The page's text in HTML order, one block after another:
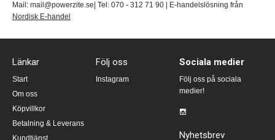
Mail: mail@powerzite.se| Tel: 070 - 312 71 90 | E-handelslösning från
Nordisk E-handel
Länkar
Start
Om oss
Köpvillkor
Betalning & Leverans
Kundtjänst
Följ oss
Instagram
Sociala medier
Följ oss på sociala
medier!
Nyhetsbrev